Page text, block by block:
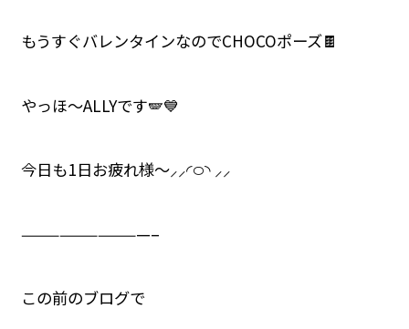
もうすぐバレンタインなのでCHOCOポーズ🍫
やっほ〜ALLYです🪽💙
今日も1日お疲れ様〜⸝⸝◜࿀◝ ⸝⸝
——————————–
この前のブログで